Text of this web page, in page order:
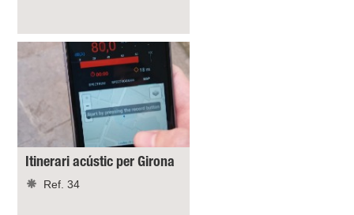
Itinerari acústic per Girona
Ref. 34